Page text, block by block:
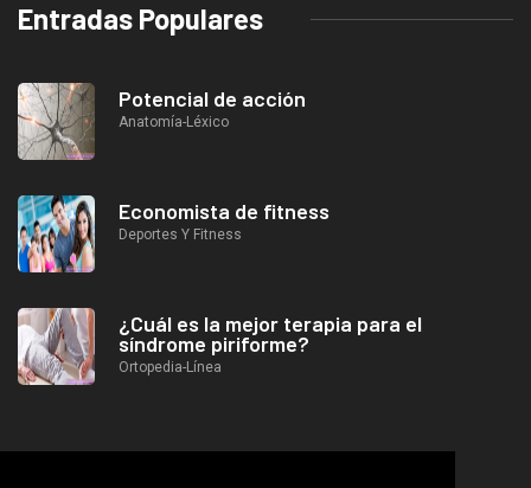
Entradas Populares
Potencial de acción
Anatomía-Léxico
Economista de fitness
Deportes Y Fitness
¿Cuál es la mejor terapia para el
síndrome piriforme?
Ortopedia-Línea